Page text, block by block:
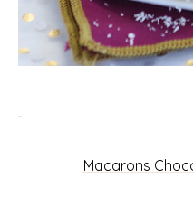
Macarons